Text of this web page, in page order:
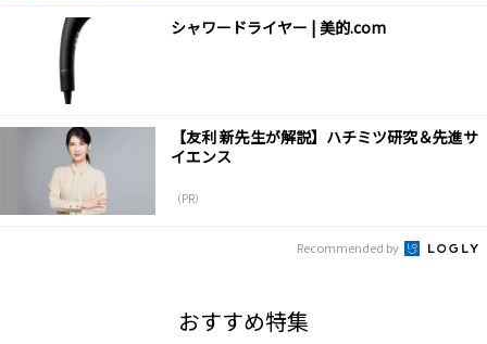
シャワードライヤー | 美的.com
【友利 新先生が解説】ハチミツ研究＆先進サ
イエンス
（PR）
Recommended by
おすすめ特集